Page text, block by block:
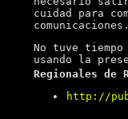
cuidad para
comunicaciones.
No tuve
usando la
Regionales de
http://